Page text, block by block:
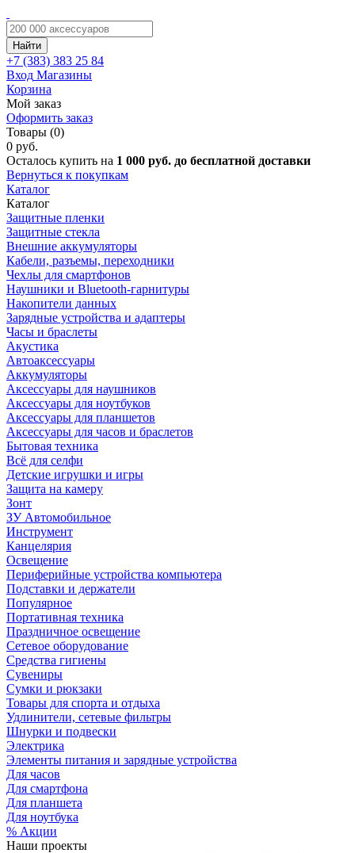
Найти
+7 (383) 383 25 84
Вход Магазины
Корзина
Мой заказ
Оформить заказ
Товары (0)
0 руб.
Осталось купить на 1 000 руб. до бесплатной доставки
Вернуться к покупкам
Каталог
Каталог
Защитные пленки
Защитные стекла
Внешние аккумуляторы
Кабели, разъемы, переходники
Чехлы для смартфонов
Наушники и Bluetooth-гарнитуры
Накопители данных
Зарядные устройства и адаптеры
Часы и браслеты
Акустика
Автоаксессуары
Аккумуляторы
Аксессуары для наушников
Аксессуары для ноутбуков
Аксессуары для планшетов
Аксессуары для часов и браслетов
Бытовая техника
Всё для селфи
Детские игрушки и игры
Защита на камеру
Зонт
ЗУ Автомобильное
Инструмент
Канцелярия
Освещение
Периферийные устройства компьютера
Подставки и держатели
Популярное
Портативная техника
Праздничное освещение
Сетевое оборудование
Средства гигиены
Сувениры
Сумки и рюкзаки
Товары для спорта и отдыха
Удлинители, сетевые фильтры
Шнурки и подвески
Электрика
Элементы питания и зарядные устройства
Для часов
Для смартфона
Для планшета
Для ноутбука
% Акции
Наши проекты